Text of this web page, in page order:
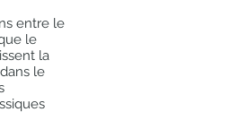
entre le
le
la
le